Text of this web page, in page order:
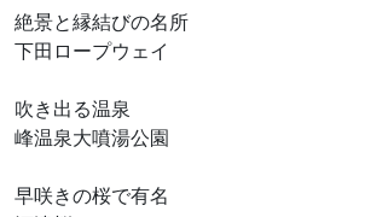
絶景と縁結びの名所
下田ロープウェイ
吹き出る温泉
峰温泉大噴湯公園
早咲きの桜で有名